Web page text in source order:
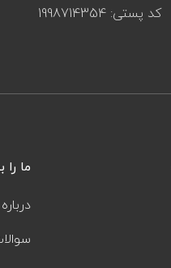
کد پستی: 1998714354
ما